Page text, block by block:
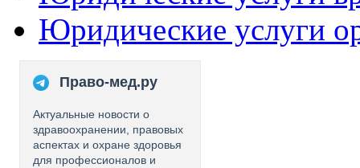
Юридические услуги
Право-мед.ру
Актуальные новости о
здравоохранении, правовых
аспектах и охране здоровья
для профессионалов и